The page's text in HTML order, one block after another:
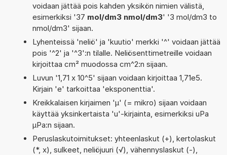
voidaan jättää pois kahden yksikön nimien välistä,
esimerkiksi '37 mol/dm3 nmol/dm3' '3 mol/dm3 to
nmol/dm3' sijaan.
Lyhenteissä 'neliö' ja 'kuutio' merkki '^' voidaan jättää
pois '^2' ja '^3':n tilalle. Neliösenttimetreille voidaan
kirjoittaa cm² muodossa cm^2:n sijaan.
Luvun '1,71 x 10^5' sijaan voidaan kirjoittaa 1,71e5.
Kirjain 'e' tarkoittaa 'eksponenttia'.
Kreikkalaisen kirjaimen 'µ' (= mikro) sijaan voidaan
käyttää yksinkertaista 'u'-kirjainta, esimerkiksi uPa
µPa:n sijaan.
Peruslaskutoimitukset: yhteenlaskut (+), kertolaskut
(*, x), sulkeet, neliöjuuri (√), vähennyslaskut (-),